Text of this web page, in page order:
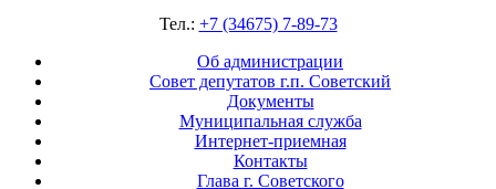
Тел.: +7 (34675) 7-89-73
Об администрации
Совет депутатов г.п. Советский
Документы
Муниципальная служба
Интернет-приемная
Контакты
Глава г. Советского